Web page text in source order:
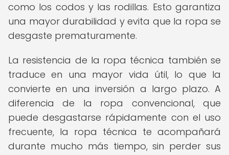
como los codos y las rodillas. Esto garantiza
una mayor durabilidad y evita que la ropa se
desgaste prematuramente.
La resistencia de la ropa técnica también se
traduce en una mayor vida útil, lo que la
convierte en una inversión a largo plazo. A
diferencia de la ropa convencional, que
puede desgastarse rápidamente con el uso
frecuente, la ropa técnica te acompañará
durante mucho más tiempo, sin perder sus